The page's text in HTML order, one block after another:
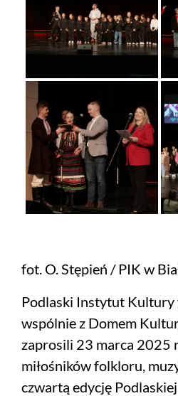
fot. O. Stępień / PIK w
Podlaski Instytut Kultury
wspólnie z Domem
zaprosili 23 marca 2025
miłośników folkloru,
czwartą edycję